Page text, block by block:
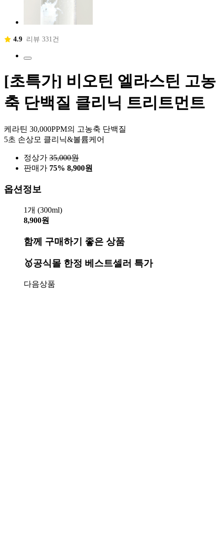
4.9 리뷰 331건
[초특가] 비오틴 엘라스틴 고농
축 단백질 클리닉 트리트먼트
케라틴 30,000PPM의 고농축 단백질
5초 손상모 클리닉&볼륨케어
정상가 35,000원
판매가 75% 8,900원
옵션정보
1개 (300ml)
8,900원
함께 구매하기 좋은 상품
🥇공식몰 한정 베스트셀러 특가
다음상품